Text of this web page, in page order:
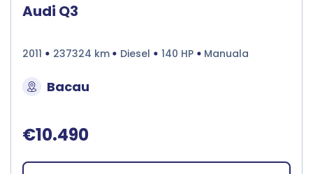
Audi Q3
2011 237324 km Diesel 140 HP Manuala
Bacau
€10.490